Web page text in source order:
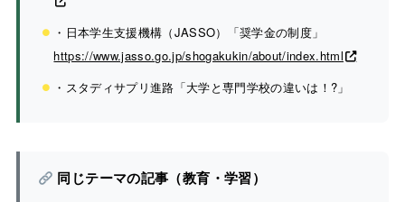
・日本学生支援機構（JASSO）「奨学金の制度」
https://www.jasso.go.jp/shogakukin/about/index.html
・スタディサプリ進路「大学と専門学校の違いは！?」
同じテーマの記事（教育・学習）